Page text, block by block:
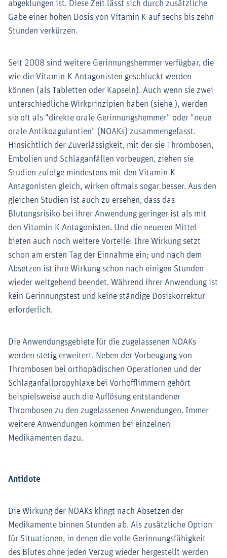
abgeklungen ist. Diese Zeit lässt sich durch zusätzliche
Gabe einer hohen Dosis von Vitamin K auf sechs bis zehn
Stunden verkürzen.
Seit 2008 sind weitere Gerinnungshemmer verfügbar, die
wie die Vitamin-K-Antagonisten geschluckt werden
können (als Tabletten oder Kapseln). Auch wenn sie zwei
unterschiedliche Wirkprinzipien haben (siehe ), werden
sie oft als "direkte orale Gerinnungshemmer" oder "neue
orale Antikoagulantien" (NOAKs) zusammengefasst.
Hinsichtlich der Zuverlässigkeit, mit der sie Thrombosen,
Embolien und Schlaganfällen vorbeugen, ziehen sie
Studien zufolge mindestens mit den Vitamin-K-
Antagonisten gleich, wirken oftmals sogar besser. Aus den
gleichen Studien ist auch zu ersehen, dass das
Blutungsrisiko bei ihrer Anwendung geringer ist als mit
den Vitamin-K-Antagonisten. Und die neueren Mittel
bieten auch noch weitere Vorteile: Ihre Wirkung setzt
schon am ersten Tag der Einnahme ein; und nach dem
Absetzen ist ihre Wirkung schon nach einigen Stunden
wieder weitgehend beendet. Während ihrer Anwendung ist
kein Gerinnungstest und keine ständige Dosiskorrektur
erforderlich.
Die Anwendungsgebiete für die zugelassenen NOAKs
werden stetig erweitert. Neben der Vorbeugung von
Thrombosen bei orthopädischen Operationen und der
Schlaganfallpropyhlaxe bei Vorhofflimmern gehört
beispielsweise auch die Auflösung entstandener
Thrombosen zu den zugelassenen Anwendungen. Immer
weitere Anwendungen kommen bei einzelnen
Medikamenten dazu.
Antidote
Die Wirkung der NOAKs klingt nach Absetzen der
Medikamente binnen Stunden ab. Als zusätzliche Option
für Situationen, in denen die volle Gerinnungsfähigkeit
des Blutes ohne jeden Verzug wieder hergestellt werden